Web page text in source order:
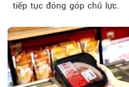
tiếp tục đóng góp chủ lực.